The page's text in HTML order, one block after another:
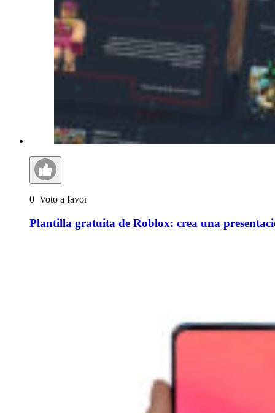
0 Voto a favor
Plantilla gratuita de Roblox: crea una